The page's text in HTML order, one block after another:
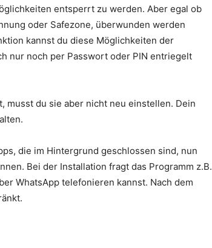
entsperrt zu werden. Aber egal ob
oder Safezone, überwunden werden
kannst du diese Möglichkeiten der
nur noch per Passwort oder PIN entriegelt
musst du sie aber nicht neu einstellen. Dein
die im Hintergrund geschlossen sind, nun
Bei der Installation fragt das Programm z.B.
WhatsApp telefonieren kannst. Nach dem